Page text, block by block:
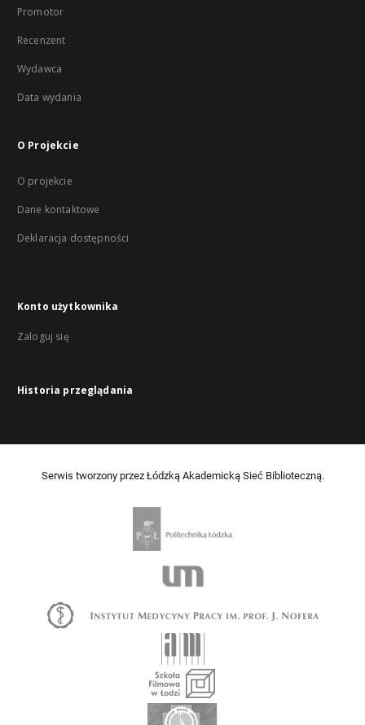
Promotor
Recenzent
Wydawca
Data wydania
O Projekcie
O projekcie
Dane kontaktowe
Deklaracja dostępności
Konto użytkownika
Zaloguj się
Historia przeglądania
Serwis tworzony przez Łódzką Akademicką Sieć Biblioteczną.